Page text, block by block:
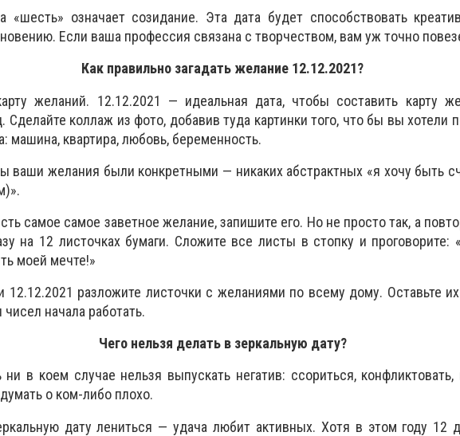
«шесть» означает созидание. Эта дата будет способствовать
Если ваша профессия связана с творчеством, вам уж точно
Как правильно загадать желание 12.12.2021?
желаний. 12.12.2021 — идеальная дата, чтобы составить карту
Сделайте коллаж из фото, добавив туда картинки того, что бы вы хотели
машина, квартира, любовь, беременность.
ваши желания были конкретными — никаких абстрактных «я хочу быть
самое самое заветное желание, запишите его. Но не просто так, а
на 12 листочках бумаги. Сложите все листы в стопку и проговорите:
моей мечте!»
12.12.2021 разложите листочки с желаниями по всему дому. Оставьте
начала работать.
Чего нельзя делать в зеркальную дату?
в коем случае нельзя выпускать негатив: ссориться,
о ком-либо плохо.
дату лениться — удача любит активных. Хотя в этом году 12